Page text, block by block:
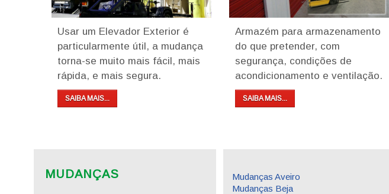
Usar um Elevador Exterior é
particularmente útil, a mudança
torna-se muito mais fácil, mais
rápida, e mais segura.
SAIBA MAIS...
Armazém para armazenamento
do que pretender, com
segurança, condições de
acondicionamento e ventilação.
SAIBA MAIS...
MUDANÇAS
Mudanças Aveiro
Mudanças Beja